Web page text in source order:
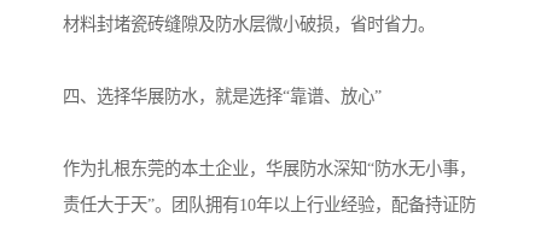
材料封堵瓷砖缝隙及防水层微小破损，省时省力。
四、选择华展防水，就是选择“靠谱、放心”
作为扎根东莞的本土企业，华展防水深知“防水无小事，
责任大于天”。团队拥有10年以上行业经验，配备持证防